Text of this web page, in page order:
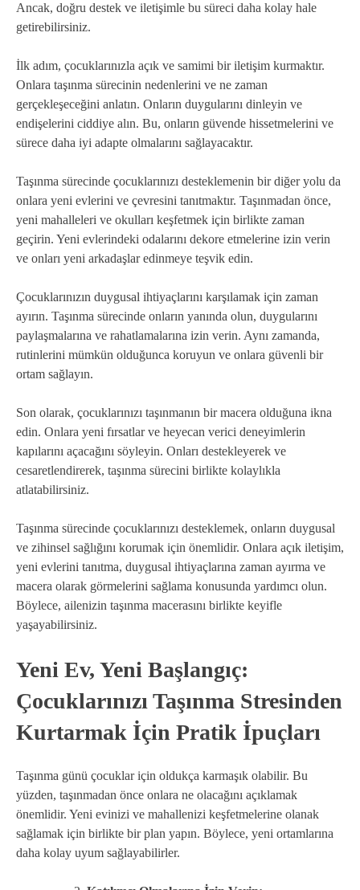
Ancak, doğru destek ve iletişimle bu süreci daha kolay hale
getirebilirsiniz.
İlk adım, çocuklarınızla açık ve samimi bir iletişim kurmaktır.
Onlara taşınma sürecinin nedenlerini ve ne zaman
gerçekleşeceğini anlatın. Onların duygularını dinleyin ve
endişelerini ciddiye alın. Bu, onların güvende hissetmelerini ve
sürece daha iyi adapte olmalarını sağlayacaktır.
Taşınma sürecinde çocuklarınızı desteklemenin bir diğer yolu da
onlara yeni evlerini ve çevresini tanıtmaktır. Taşınmadan önce,
yeni mahalleleri ve okulları keşfetmek için birlikte zaman
geçirin. Yeni evlerindeki odalarını dekore etmelerine izin verin
ve onları yeni arkadaşlar edinmeye teşvik edin.
Çocuklarınızın duygusal ihtiyaçlarını karşılamak için zaman
ayırın. Taşınma sürecinde onların yanında olun, duygularını
paylaşmalarına ve rahatlamalarına izin verin. Aynı zamanda,
rutinlerini mümkün olduğunca koruyun ve onlara güvenli bir
ortam sağlayın.
Son olarak, çocuklarınızı taşınmanın bir macera olduğuna ikna
edin. Onlara yeni fırsatlar ve heyecan verici deneyimlerin
kapılarını açacağını söyleyin. Onları destekleyerek ve
cesaretlendirerek, taşınma sürecini birlikte kolaylıkla
atlatabilirsiniz.
Taşınma sürecinde çocuklarınızı desteklemek, onların duygusal
ve zihinsel sağlığını korumak için önemlidir. Onlara açık iletişim,
yeni evlerini tanıtma, duygusal ihtiyaçlarına zaman ayırma ve
macera olarak görmelerini sağlama konusunda yardımcı olun.
Böylece, ailenizin taşınma macerasını birlikte keyifle
yaşayabilirsiniz.
Yeni Ev, Yeni Başlangıç:
Çocuklarınızı Taşınma Stresinden
Kurtarmak İçin Pratik İpuçları
Taşınma günü çocuklar için oldukça karmaşık olabilir. Bu
yüzden, taşınmadan önce onlara ne olacağını açıklamak
önemlidir. Yeni evinizi ve mahallenizi keşfetmelerine olanak
sağlamak için birlikte bir plan yapın. Böylece, yeni ortamlarına
daha kolay uyum sağlayabilirler.